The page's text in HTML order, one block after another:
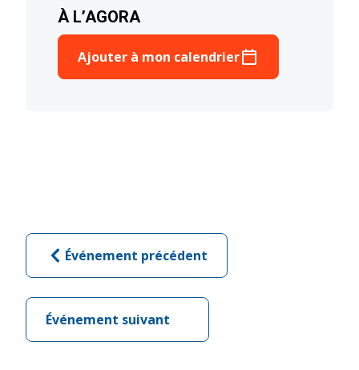
À L’AGORA
Ajouter à mon calendrier
Événement précédent
Événement suivant